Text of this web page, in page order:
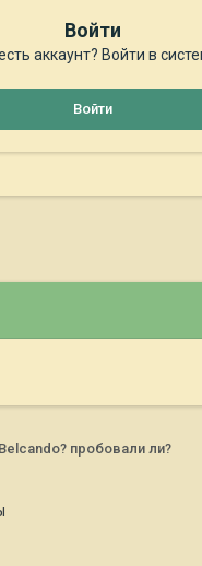
Войти
аккаунт? Войти в
Войти
пробовали ли?